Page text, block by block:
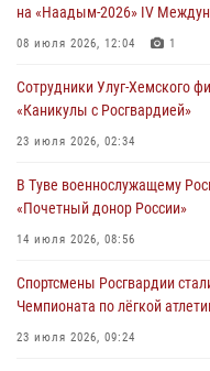
В Туве офицер Росгвардии
забега
Росгвардеец стал
национальной игре -
на «Наадым-2026» IV
08 июля 2026, 12:04 1
Сотрудники Улуг-Хемского
«Каникулы с Росгвардией»
23 июля 2026, 02:34
В Туве военнослужащему
«Почетный донор России»
14 июля 2026, 08:56
Спортсмены Росгвардии
Чемпионата по лёгкой
23 июля 2026, 09:24